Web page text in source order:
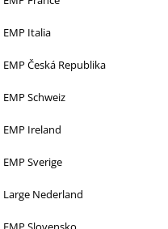
EMP Italia
EMP Česká Republika
EMP Schweiz
EMP Ireland
EMP Sverige
Large Nederland
16.12.2016